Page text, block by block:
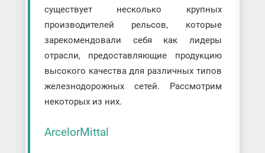
существует несколько крупных
производителей рельсов, которые
зарекомендовали себя как лидеры
отрасли, предоставляющие продукцию
высокого качества для различных типов
железнодорожных сетей. Рассмотрим
некоторых из них.
ArcelorMittal